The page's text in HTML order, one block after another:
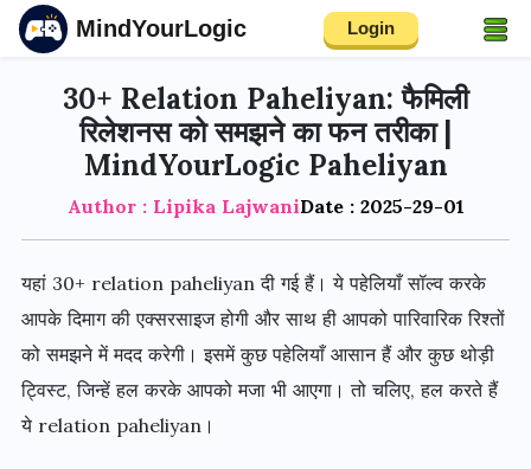
MindYourLogic Login
30+ Relation Paheliyan: फैमिली
रिलेशनस को समझने का फन तरीका |
MindYourLogic Paheliyan
Author : Lipika LajwaniDate : 2025-29-01
यहां 30+ relation paheliyan दी गई हैं। ये पहेलियाँ सॉल्व करके
आपके दिमाग की एक्सरसाइज होगी और साथ ही आपको पारिवारिक रिश्तों
को समझने में मदद करेगी। इसमें कुछ पहेलियाँ आसान हैं और कुछ थोड़ी
ट्विस्ट, जिन्हें हल करके आपको मजा भी आएगा। तो चलिए, हल करते हैं
ये relation paheliyan।